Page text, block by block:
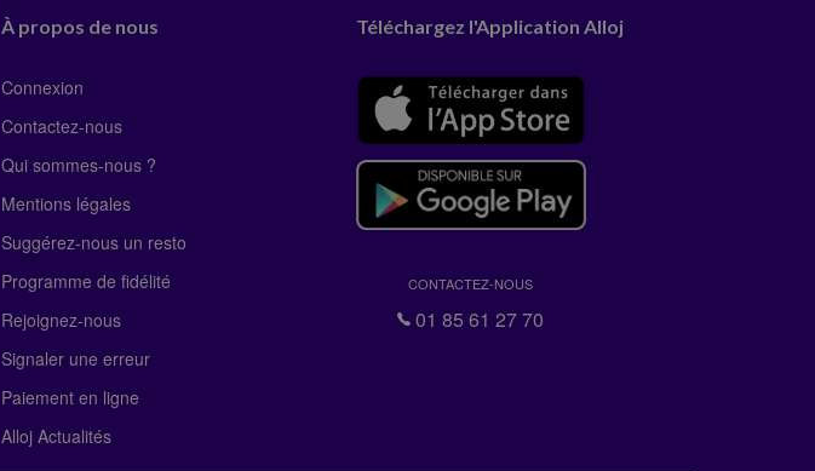
À propos de nous
Connexion
Contactez-nous
Qui sommes-nous ?
Mentions légales
Suggérez-nous un resto
Programme de fidélité
Rejoignez-nous
Signaler une erreur
Paiement en ligne
Alloj Actualités
Téléchargez l'Application Alloj
CONTACTEZ-NOUS
01 85 61 27 70